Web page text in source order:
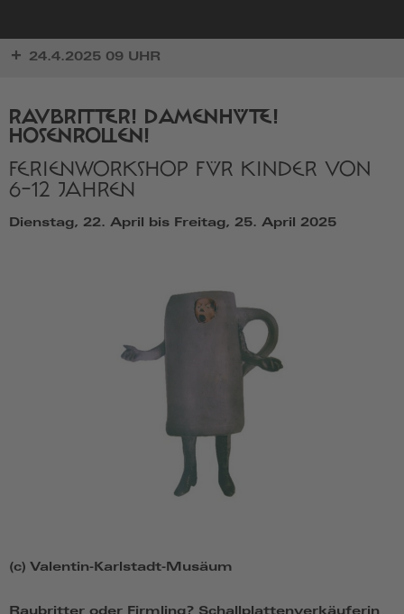
Startseite
RAUBRITTER! DAMENHÜTE!
HOSENROLLEN!
FERIENWORKSHOP FÜR KINDER VON
6-12 JAHREN
Dienstag, 22. April bis Freitag, 25. April 2025
(c) Valentin-Karlstadt-Musäum
24.4.2025 09 UHR